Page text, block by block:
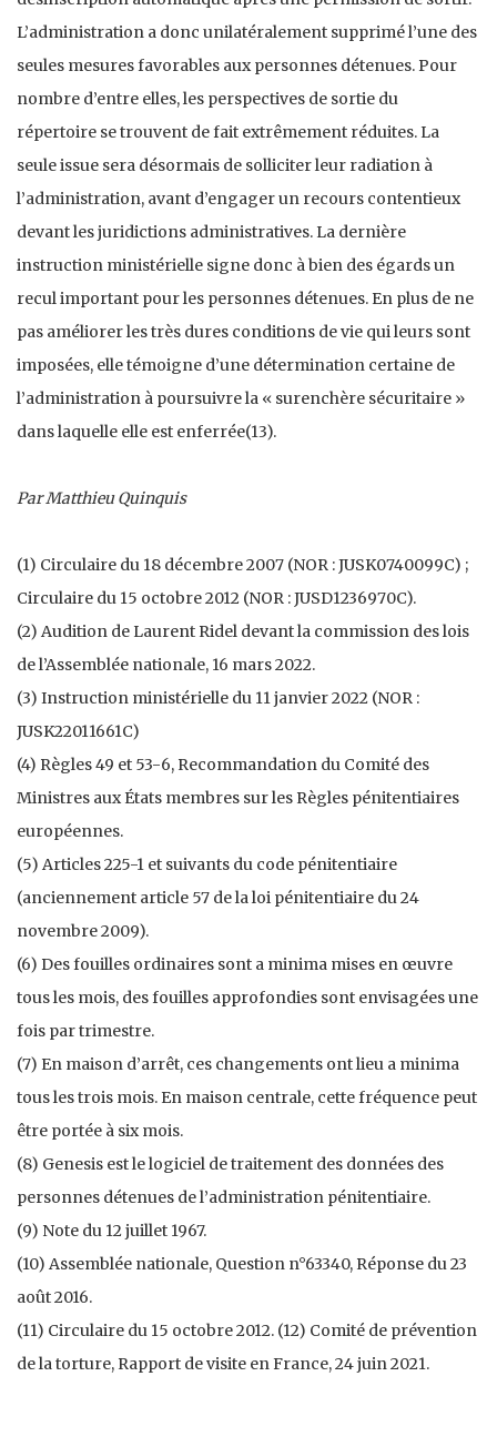
L’administration a donc unilatéralement supprimé l’une des
seules mesures favorables aux personnes détenues. Pour
nombre d’entre elles, les perspectives de sortie du
répertoire se trouvent de fait extrêmement réduites. La
seule issue sera désormais de solliciter leur radiation à
l’administration, avant d’engager un recours contentieux
devant les juridictions administratives. La dernière
instruction ministérielle signe donc à bien des égards un
recul important pour les personnes détenues. En plus de ne
pas améliorer les très dures conditions de vie qui leurs sont
imposées, elle témoigne d’une détermination certaine de
l’administration à poursuivre la « surenchère sécuritaire »
dans laquelle elle est enferrée(13).
Par Matthieu Quinquis
(1) Circulaire du 18 décembre 2007 (NOR : JUSK0740099C) ;
Circulaire du 15 octobre 2012 (NOR : JUSD1236970C).
(2) Audition de Laurent Ridel devant la commission des lois
de l’Assemblée nationale, 16 mars 2022.
(3) Instruction ministérielle du 11 janvier 2022 (NOR :
JUSK22011661C)
(4) Règles 49 et 53-6, Recommandation du Comité des
Ministres aux États membres sur les Règles pénitentiaires
européennes.
(5) Articles 225-1 et suivants du code pénitentiaire
(anciennement article 57 de la loi pénitentiaire du 24
novembre 2009).
(6) Des fouilles ordinaires sont a minima mises en œuvre
tous les mois, des fouilles approfondies sont envisagées une
fois par trimestre.
(7) En maison d’arrêt, ces changements ont lieu a minima
tous les trois mois. En maison centrale, cette fréquence peut
être portée à six mois.
(8) Genesis est le logiciel de traitement des données des
personnes détenues de l’administration pénitentiaire.
(9) Note du 12 juillet 1967.
(10) Assemblée nationale, Question n°63340, Réponse du 23
août 2016.
(11) Circulaire du 15 octobre 2012. (12) Comité de prévention
de la torture, Rapport de visite en France, 24 juin 2021.